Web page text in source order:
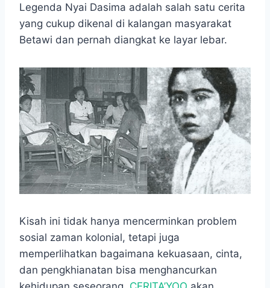
c
e
b
o
k
a
t
A
s
s
n
e
r
l
e
r
y
p
n
e
a
r
Legenda Nyai Dasima adalah salah satu cerita
yang cukup dikenal di kalangan masyarakat
Betawi dan pernah diangkat ke layar lebar.
Kisah ini tidak hanya mencerminkan problem
sosial zaman kolonial, tetapi juga
memperlihatkan bagaimana kekuasaan, cinta,
dan pengkhianatan bisa menghancurkan